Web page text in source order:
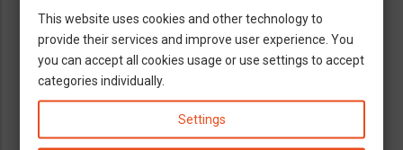
This website uses cookies and other technology to
provide their services and improve user experience. You
you can accept all cookies usage or use settings to accept
categories individually.
Settings